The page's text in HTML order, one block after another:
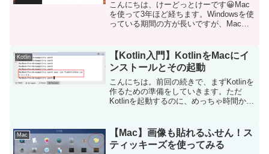
こんにちは、けーどっとけーです😀Mac
を使って3年ほど経ちます。Windowsを使
っている期間の方が長いですが、Macは
ですが、先日MacのBest Of 2020が...
Kotlin
【Kotlin入門】KotlinをMacにイ
ンストールとその起動
こんにちは。前回の続きで、まずKotlinを
作るための準備をしていきます。ただ
Kotlinを起動するのに、めっちゃ時間かか
強のために作るので、Ma...
Mac
【Mac】画像も貼れるふせん！ス
ティッキーズを使ってみる